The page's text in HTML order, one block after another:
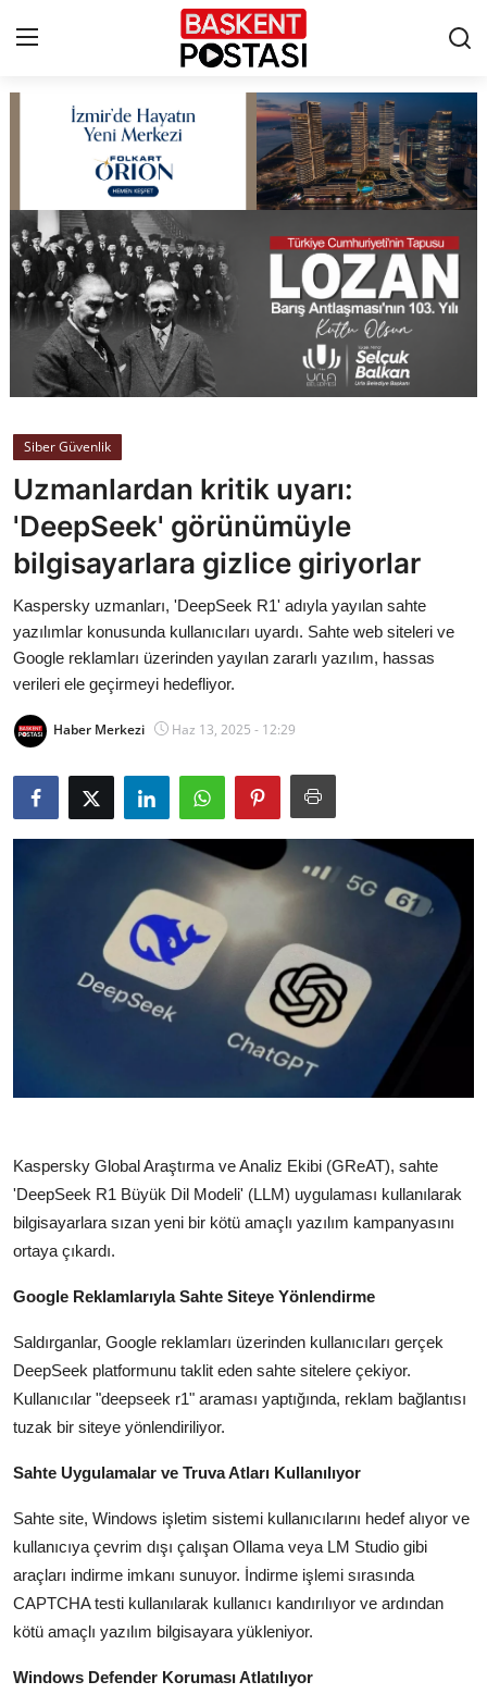
Çerez Politikası
Künye
Ankara
TBMM
Cumhurbaşkanlığı
Bakanlıklar
Siyasi Partiler
Mülki İdare
Toplum ve Yaşam
Sivil Toplum Kuruluşları
Kamu Kurumları ve Üst Kurullar
Resmi Reklamlar
Siber Güvenlik
Uzmanlardan kritik uyarı:
'DeepSeek' görünümüyle
bilgisayarlara gizlice giriyorlar
Kaspersky uzmanları, 'DeepSeek R1' adıyla yayılan sahte
yazılımlar konusunda kullanıcıları uyardı. Sahte web siteleri ve
Google reklamları üzerinden yayılan zararlı yazılım, hassas
verileri ele geçirmeyi hedefliyor.
Haber Merkezi Haz 13, 2025 - 12:29
Kaspersky Global Araştırma ve Analiz Ekibi (GReAT), sahte
'DeepSeek R1 Büyük Dil Modeli' (LLM) uygulaması kullanılarak
bilgisayarlara sızan yeni bir kötü amaçlı yazılım kampanyasını
ortaya çıkardı.
Google Reklamlarıyla Sahte Siteye Yönlendirme
Saldırganlar, Google reklamları üzerinden kullanıcıları gerçek
DeepSeek platformunu taklit eden sahte sitelere çekiyor.
Kullanıcılar "deepseek r1" araması yaptığında, reklam bağlantısı
tuzak bir siteye yönlendiriliyor.
Sahte Uygulamalar ve Truva Atları Kullanılıyor
Sahte site, Windows işletim sistemi kullanıcılarını hedef alıyor ve
kullanıcıya çevrim dışı çalışan Ollama veya LM Studio gibi
araçları indirme imkanı sunuyor. İndirme işlemi sırasında
CAPTCHA testi kullanılarak kullanıcı kandırılıyor ve ardından
kötü amaçlı yazılım bilgisayara yükleniyor.
Windows Defender Koruması Atlatılıyor